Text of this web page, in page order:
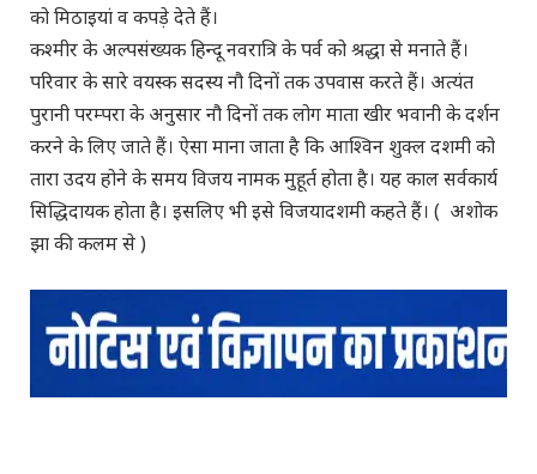
को मिठाइयां व कपड़े देते हैं।
कश्मीर के अल्पसंख्यक हिन्दू नवरात्रि के पर्व को श्रद्धा से मनाते हैं।
परिवार के सारे वयस्क सदस्य नौ दिनों तक उपवास करते हैं। अत्यंत
पुरानी परम्परा के अनुसार नौ दिनों तक लोग माता खीर भवानी के दर्शन
करने के लिए जाते हैं। ऐसा माना जाता है कि आश्विन शुक्ल दशमी को
तारा उदय होने के समय विजय नामक मुहूर्त होता है। यह काल सर्वकार्य
सिद्धिदायक होता है। इसलिए भी इसे विजयादशमी कहते हैं। ( अशोक
झा की कलम से )